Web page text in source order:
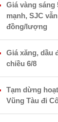
Giá vàng sáng
mạnh, SJC
đồng/lượng
Giá xăng, dầu
chiều 6/8
Tạm dừng
Vũng Tàu đi